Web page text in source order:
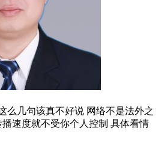
么几句该真不好说 网络不是法外之
速度就不受你个人控制 具体看情